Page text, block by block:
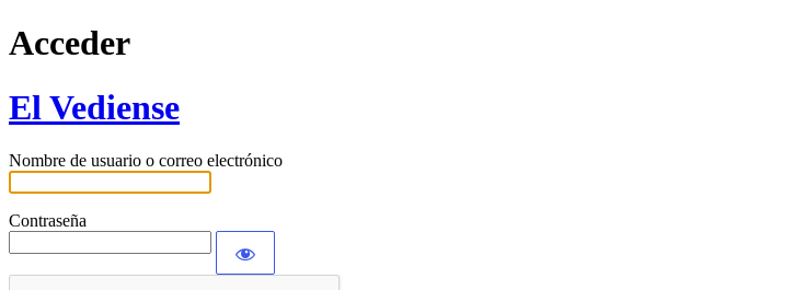
Acceder
El Vediense
Nombre de usuario o correo electrónico
Contraseña